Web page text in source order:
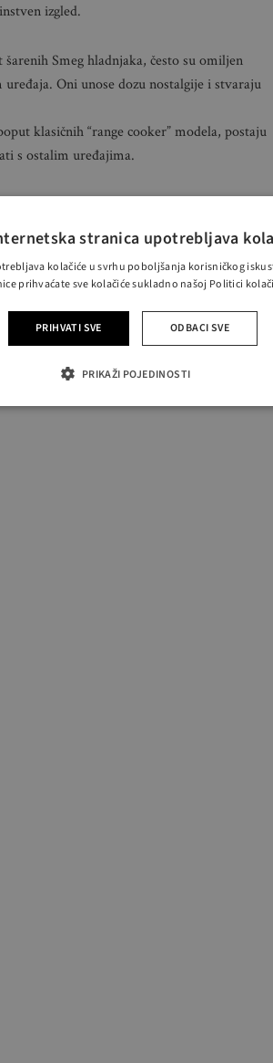
izgled.
Smeg hladnjaka, često su omiljen
Oni unose dozu nostalgije i stvaraju
klasičnih “range cooker” modela, postaju
s ostalim uređajima.
uređaja, a ne estetika. U tim situacijama,
stranica upotrebljava
kolačiće u svrhu poboljšanja korisničkog
prihvaćate sve kolačiće sukladno našoj Politici
PRIHVATI SVE ODBACI SVE
PRIKAŽI POJEDINOSTI